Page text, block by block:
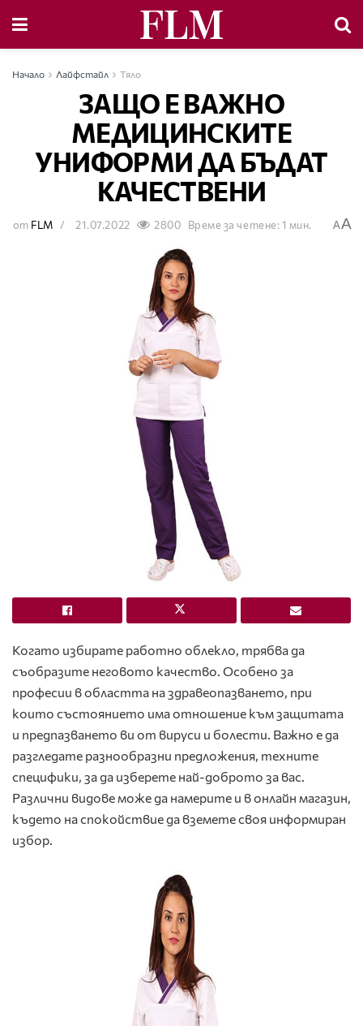
Начало Лайфстайл Тяло
ЗАЩО Е ВАЖНО
МЕДИЦИНСКИТЕ
УНИФОРМИ ДА БЪДАТ
КАЧЕСТВЕНИ
от FLM 21.07.2022 2800 Време за четене: 1 мин. AA
Когато избирате работно облекло, трябва да
съобразите неговото качество. Особено за
професии в областта на здравеопазването, при
които състоянието има отношение към защитата
и предпазването ви от вируси и болести. Важно е да
разгледате разнообразни предложения, техните
специфики, за да изберете най-доброто за вас.
Различни видове може да намерите и в онлайн магазин,
където на спокойствие да вземете своя информиран
избор.